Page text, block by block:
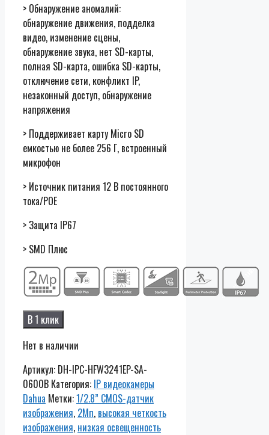
> Обнаружение аномалий:
обнаружение движения, подделка
видео, изменение сцены,
обнаружение звука, нет SD-карты,
полная SD-карта, ошибка SD-карты,
отключение сети, конфликт IP,
незаконный доступ, обнаружение
напряжения
> Поддерживает карту Micro SD
емкостью не более 256 Г, встроенный
микрофон
> Источник питания 12 В постоянного
тока/POE
> Защита IP67
> SMD Плюс
В 1 клик
Нет в наличии
Артикул: DH-IPC-HFW3241EP-SA-
0600B Категория: IP видеокамеры
Dahua Метки:1/2.8” CMOS-датчик
изображения, 2Мп, высокая четкость
изображения, низкая освещенность